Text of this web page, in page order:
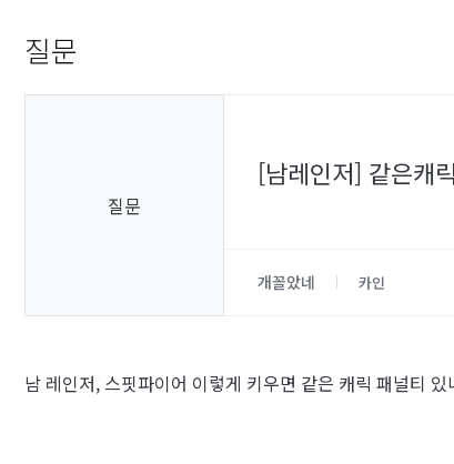
질문
질문
[남레인저] 같은캐
개꼴았네 카인
남 레인저, 스핏파이어 이렇게 키우면 같은 캐릭 패널티 있